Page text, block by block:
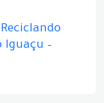
Iguaçu –